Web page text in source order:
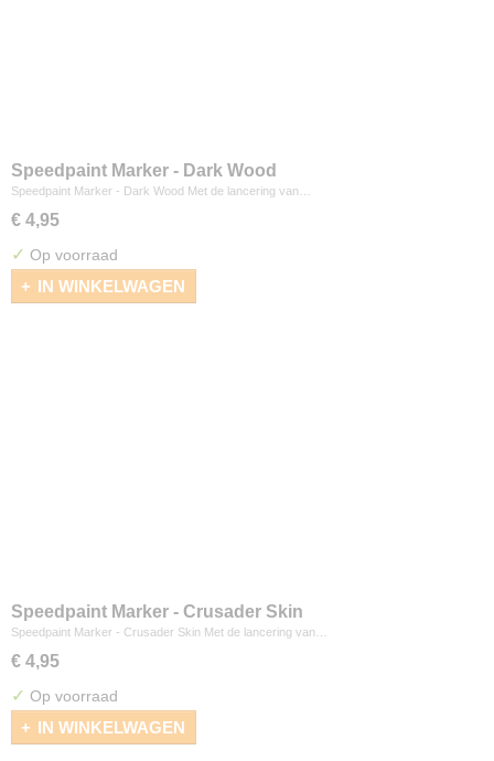
Speedpaint Marker - Dark Wood
Speedpaint Marker - Dark Wood Met de lancering van…
€ 4,95
✓ Op voorraad
IN WINKELWAGEN
Speedpaint Marker - Crusader Skin
Speedpaint Marker - Crusader Skin Met de lancering van…
€ 4,95
✓ Op voorraad
IN WINKELWAGEN